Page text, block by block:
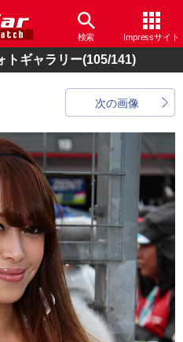
検索 Impressサイト
トギャラリー(105/141)
次の画像